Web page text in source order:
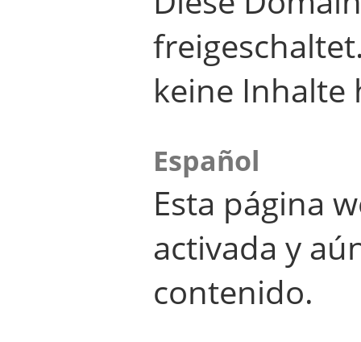
keine Inhalte
Español
Esta página
activada y
contenido.